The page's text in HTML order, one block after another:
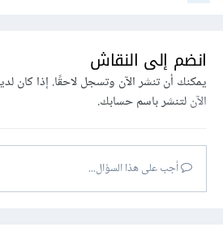
انضم إلى النقاش
يمكنك أن تنشر الآن وتسجل لاحقًا. إذا كان
الآنلتنشر باسم حسابك.
أجب على هذا السؤال...